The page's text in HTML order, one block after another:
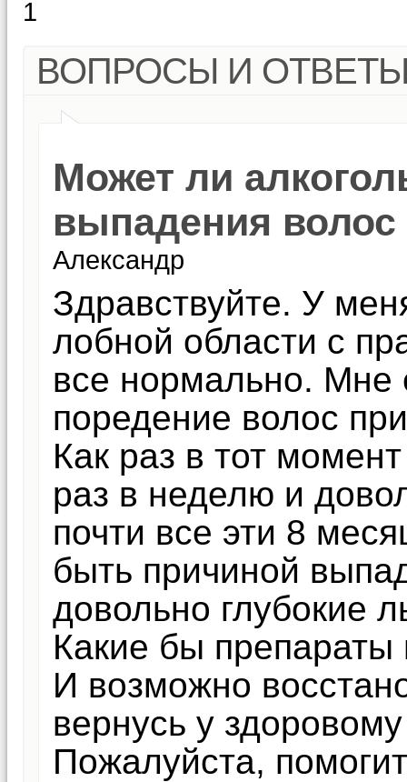
1
ВОПРОСЫ И
Может ли
выпадения волос
Александр
Здравствуйте. У
лобной области с
все нормально. Мне
поредение волос
Как раз в тот
раз в неделю и
почти все эти 8
быть причиной
довольно глубокие
Какие бы
И возможно
вернусь у
Пожалуйста,